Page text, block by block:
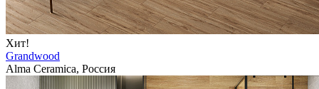
Хит!
Grandwood
Alma Ceramica, Россия